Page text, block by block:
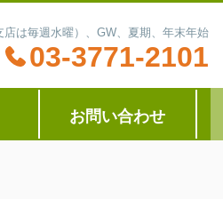
は毎週水曜）、GW、夏期、年末年始
03-3771-2101
お問い合わせ